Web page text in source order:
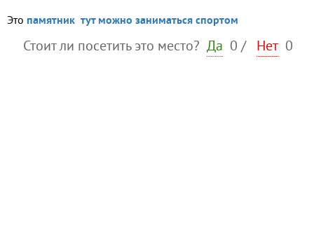
Это памятник тут можно заниматься спортом
Стоит ли посетить это место? Да 0 / Нет 0